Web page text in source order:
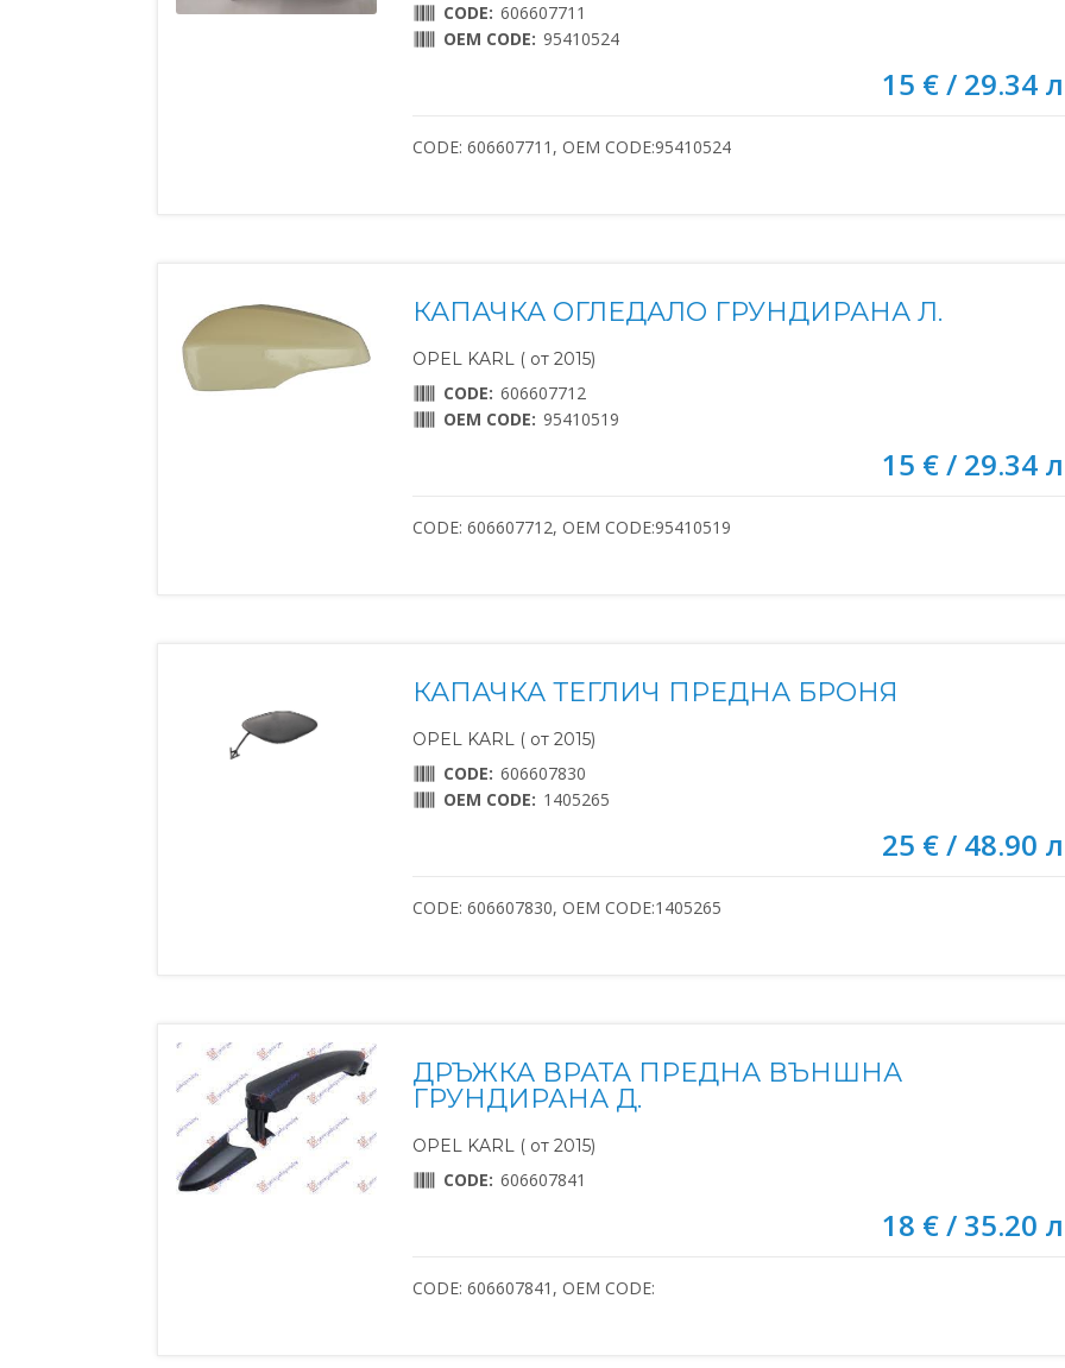
CODE: 606607711
OEM CODE: 95410524
15 € / 29.34
CODE: 606607711, OEM CODE:95410524
КАПАЧКА ОГЛЕДАЛО ГРУНДИРАНА Л.
OPEL KARL ( от 2015)
CODE: 606607712
OEM CODE: 95410519
15 € / 29.34
CODE: 606607712, OEM CODE:95410519
КАПАЧКА ТЕГЛИЧ ПРЕДНА БРОНЯ
OPEL KARL ( от 2015)
CODE: 606607830
OEM CODE: 1405265
25 € / 48.90
CODE: 606607830, OEM CODE:1405265
ДРЪЖКА ВРАТА ПРЕДНА ВЪНШНА
ГРУНДИРАНА Д.
OPEL KARL ( от 2015)
CODE: 606607841
18 € / 35.20
CODE: 606607841, OEM CODE: